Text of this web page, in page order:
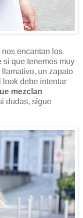
nos encantan los
si que tenemos muy
un zapato
look debe intentar
mezclan
dudas, sigue